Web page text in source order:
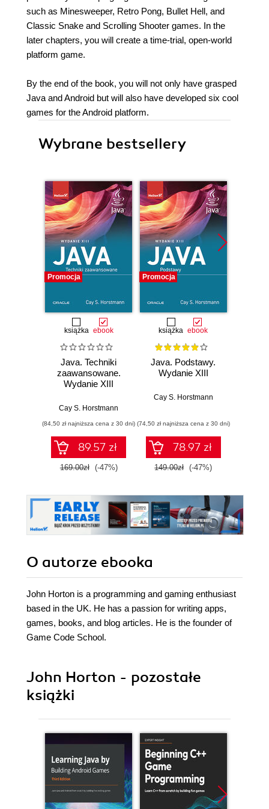
such as Minesweeper, Retro Pong, Bullet Hell, and
Classic Snake and Scrolling Shooter games. In the
later chapters, you will create a time-trial, open-world
platform game.
By the end of the book, you will not only have grasped
Java and Android but will also have developed six cool
games for the Android platform.
Wybrane bestsellery
Promocja
książka ebook
Java. Techniki
zaawansowane.
Wydanie XIII
Cay S. Horstmann
(84,50 zł najniższa cena z 30 dni)
89.57 zł
169.00zł (-47%)
Promocja
książka ebook
Java. Podstawy.
Wydanie XIII
Cay S. Horstmann
(74,50 zł najniższa cena z 30 dni)
78.97 zł
149.00zł (-47%)
O autorze ebooka
John Horton is a programming and gaming enthusiast
based in the UK. He has a passion for writing apps,
games, books, and blog articles. He is the founder of
Game Code School.
John Horton - pozostałe
książki